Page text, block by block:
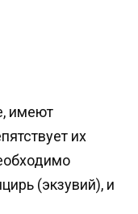
имеют
их
(экзувий), и